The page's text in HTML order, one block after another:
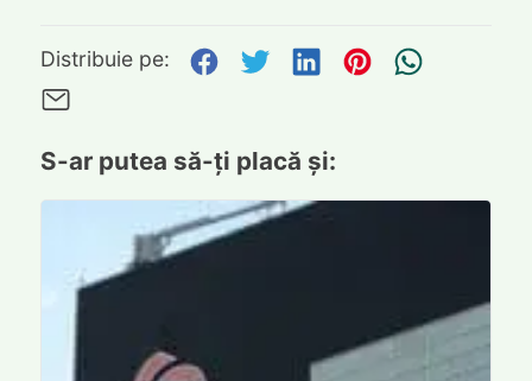
Distribuie pe: Distribuie pe Facebook
Distribuie pe
Distribuie pe
Distribuie
S-ar putea să-ți placă și: